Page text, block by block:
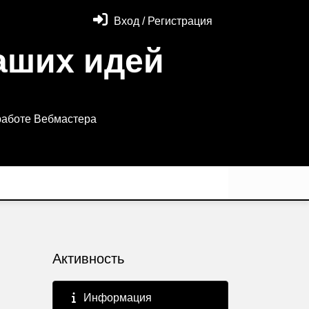
Вход / Регистрация
идей
Вебмастера
Активность
Информация